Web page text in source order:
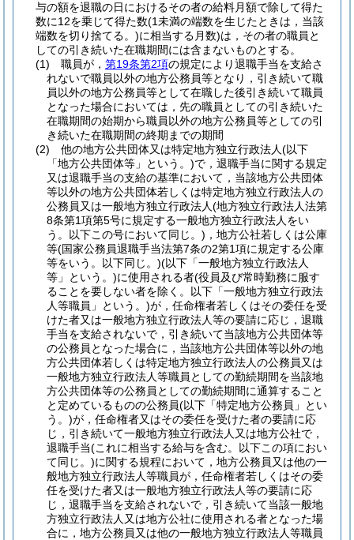
与の額を退職の日におけるその者の給料月額で除して得た
数に12を乗じて得た数(1未満の端数を生じたときは，当該
端数を切り捨てる。)に相当する月数)は，その者の職員と
しての引き続いた在職期間には含まないものとする。
(1)
職員が， 第19条第2項の規定により退職手当を支給さ
れないで職員以外の地方公務員等となり，引き続いて職
員以外の地方公務員等として在職した後引き続いて職員
となった場合においては，先の職員としての引き続いた
在職期間の始期から職員以外の地方公務員等としての引
き続いた在職期間の終期までの期間
(2)
他の地方公共団体又は特定地方独立行政法人(以下
「地方公共団体等」という。)で，退職手当に関する規定
又は退職手当の支給の基準において，当該地方公共団体
等以外の地方公共団体若しくは特定地方独立行政法人の
公務員又は一般地方独立行政法人(地方独立行政法人法第
8条第1項第5号に規定する一般地方独立行政法人をい
う。以下この号において同じ。) ，地方公社若しくは公庫
等(国家公務員退職手当法第7条の2第1項に規定する公庫
等をいう。以下同じ。)(以下「一般地方独立行政法人
等」という。)に使用される者(役員及び常時勤務に服す
ることを要しない者を除く。以下「一般地方独立行政法
人等職員」という。)が，任命権者若しくはその委任を受
けた者又は一般地方独立行政法人等の要請に応じ，退職
手当を支給されないで，引き続いて当該地方公共団体等
の公務員となった場合に，当該地方公共団体等以外の地
方公共団体若しくは特定地方独立行政法人の公務員又は
一般地方独立行政法人等職員としての勤続期間を当該地
方公共団体等の公務員としての勤続期間に通算すること
と定めているものの公務員(以下「特定地方公務員」とい
う。)が，任命権者又はその委任を受けた者の要請に応
じ，引き続いて一般地方独立行政法人又は地方公社で，
退職手当(これに相当する給与を含む。以下この項におい
て同じ。)に関する規程において，地方公務員又は他の一
般地方独立行政法人等職員が，任命権者若しくはその委
任を受けた者又は一般地方独立行政法人等の要請に応
じ，退職手当を支給されないで，引き続いて当該一般地
方独立行政法人又は地方公社に使用される者となった場
合に，地方公務員又は他の一般地方独立行政法人等職員